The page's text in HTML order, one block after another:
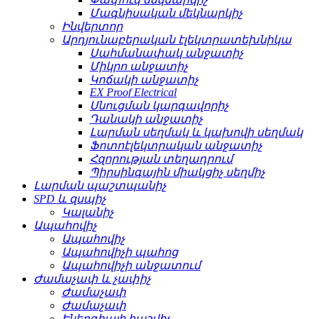
Մագնիսական մեկնարկիչ
Ինվերտոր
Արդյունաբերական էլեկտրատեխնիկա
Սահմանափակ անջատիչ
Միկրո անջատիչ
Կոճակի անջատիչ
EX Proof Electrical
Սնուցման կարգավորիչ
Դանակի անջատիչ
Լարման սեղմակ և կախովի սեղմակ
Ֆոտոէլեկտրական անջատիչ
Հզորության տեղադրում
Պիրսինգային միակցիչ սեղմիչ
Լարման պաշտպանիչ
SPD և զսպիչ
Կալանիչ
Ապահովիչ
Ապահովիչ
Ապահովիչի պահոց
Ապահովիչի անջատում
Ժամաչափ և չափիչ
Ժամաչափ
Ժամաչափ